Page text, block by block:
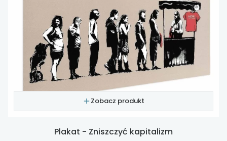
Zobacz produkt
Plakat - Zniszczyć kapitalizm